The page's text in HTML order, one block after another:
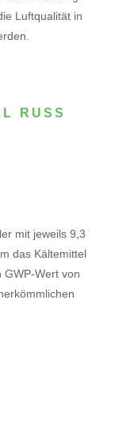
Luftqualität in
RUSS
mit jeweils 9,3
das Kältemittel
GWP-Wert von